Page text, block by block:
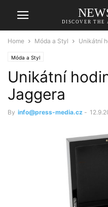
DISCOVER THE
Home Móda a Styl Unikátní
Móda a Styl
Unikátní
Jaggera
By info@press-media.cz -